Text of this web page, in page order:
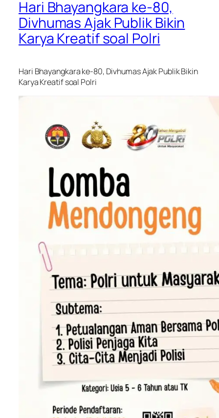
Hari Bhayangkara ke-80,
Divhumas Ajak Publik Bikin
Karya Kreatif soal Polri
Hari Bhayangkara ke-80, Divhumas Ajak Publik Bikin
Karya Kreatif soal Polri